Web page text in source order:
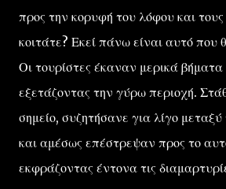
προς την κορυφή του λόφου και
κοιτάτε? Εκεί πάνω είναι αυτό που
Οι τουρίστες έκαναν μερικά βήματα
εξετάζοντας την γύρω περιοχή.
σημείο, συζητήσανε για λίγο
και αμέσως επέστρεψαν προς το
εκφράζοντας έντονα τις